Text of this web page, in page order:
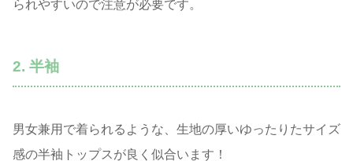
られやすいので注意が必要です。
2. 半袖
男女兼用で着られるような、生地の厚いゆったりたサイズ
感の半袖トップスが良く似合います！